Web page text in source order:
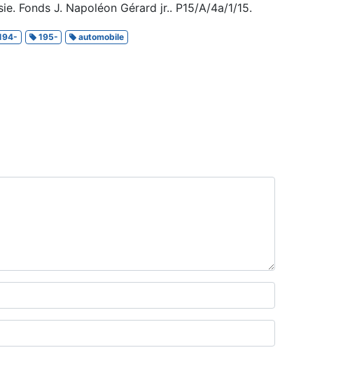
Fonds J. Napoléon Gérard jr.. P15/A/4a/1/15.
195- automobile